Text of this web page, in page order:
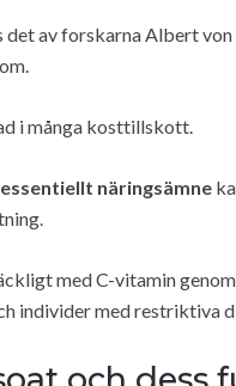
av forskarna Albert
i många kosttillskott.
essentiellt näringsämne
med C-vitamin
individer med restriktiva